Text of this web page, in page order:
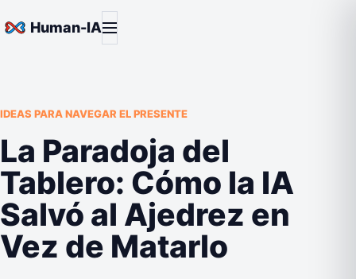
Saltar al contenido
Human-IAAbrir menú
IDEAS PARA NAVEGAR EL PRESENTE
La Paradoja del
Tablero: Cómo la IA
Salvó al Ajedrez en
Vez de Matarlo